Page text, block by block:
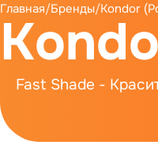
Главная/Бренды/Kondor
Fast Shade -